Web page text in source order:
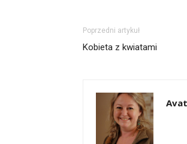
Poprzedni artykuł
Kobieta z kwiatami